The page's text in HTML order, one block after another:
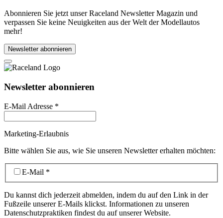
Abonnieren Sie jetzt unser Raceland Newsletter Magazin und
verpassen Sie keine Neuigkeiten aus der Welt der Modellautos
mehr!
Newsletter abonnieren
Newsletter abonnieren
E-Mail Adresse *
Marketing-Erlaubnis
Bitte wählen Sie aus, wie Sie unseren Newsletter erhalten möchten:
E-Mail *
Du kannst dich jederzeit abmelden, indem du auf den Link in der
Fußzeile unserer E-Mails klickst. Informationen zu unseren
Datenschutzpraktiken findest du auf unserer Website.